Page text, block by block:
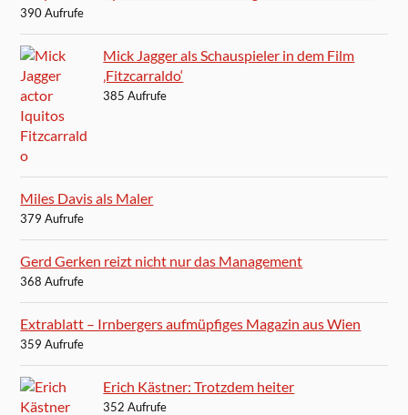
390 Aufrufe
Mick Jagger als Schauspieler in dem Film
‚Fitzcarraldo‘
385 Aufrufe
Miles Davis als Maler
379 Aufrufe
Gerd Gerken reizt nicht nur das Management
368 Aufrufe
Extrablatt – Irnbergers aufmüpfiges Magazin aus Wien
359 Aufrufe
Erich Kästner: Trotzdem heiter
352 Aufrufe